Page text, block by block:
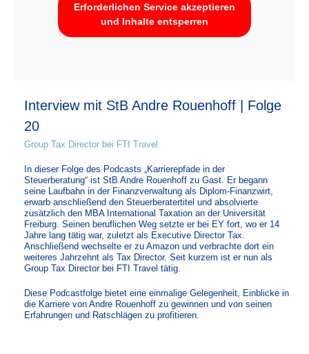
Erforderlichen Service akzeptieren
und Inhalte entsperren
Interview mit StB Andre Rouenhoff | Folge
20
Group Tax Director bei FTI Travel
In dieser Folge des Podcasts „Karrierepfade in der
Steuerberatung“ ist StB Andre Rouenhoff zu Gast. Er begann
seine Laufbahn in der Finanzverwaltung als Diplom-Finanzwirt,
erwarb anschließend den Steuerberatertitel und absolvierte
zusätzlich den MBA International Taxation an der Universität
Freiburg. Seinen beruflichen Weg setzte er bei EY fort, wo er 14
Jahre lang tätig war, zuletzt als Executive Director Tax.
Anschließend wechselte er zu Amazon und verbrachte dort ein
weiteres Jahrzehnt als Tax Director. Seit kurzem ist er nun als
Group Tax Director bei FTI Travel tätig.
Diese Podcastfolge bietet eine einmalige Gelegenheit, Einblicke in
die Karriere von Andre Rouenhoff zu gewinnen und von seinen
Erfahrungen und Ratschlägen zu profitieren.